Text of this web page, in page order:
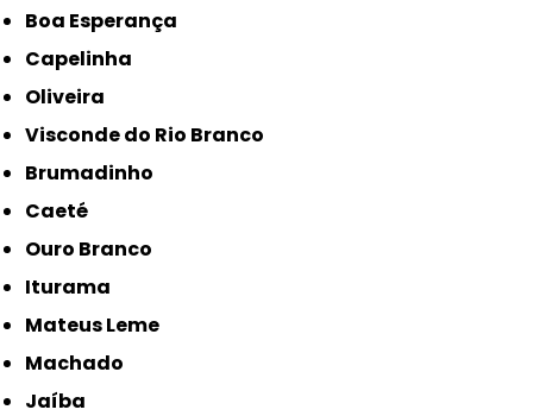
Boa Esperança
Capelinha
Oliveira
Visconde do Rio Branco
Brumadinho
Caeté
Ouro Branco
Iturama
Mateus Leme
Machado
Jaíba